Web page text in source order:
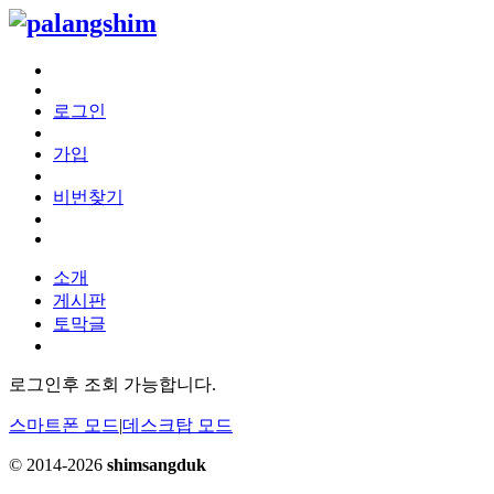
로그인
가입
비번찾기
소개
게시판
토막글
로그인후 조회 가능합니다.
스마트폰 모드|데스크탑 모드
© 2014-2026 shimsangduk